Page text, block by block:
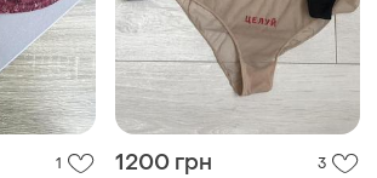
1 1200 грн 3